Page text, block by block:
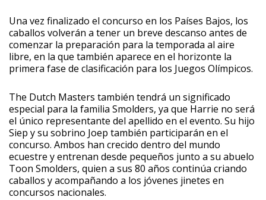
Una vez finalizado el concurso en los Países Bajos, los
caballos volverán a tener un breve descanso antes de
comenzar la preparación para la temporada al aire
libre, en la que también aparece en el horizonte la
primera fase de clasificación para los Juegos Olímpicos.
The Dutch Masters también tendrá un significado
especial para la familia Smolders, ya que Harrie no será
el único representante del apellido en el evento. Su hijo
Siep y su sobrino Joep también participarán en el
concurso. Ambos han crecido dentro del mundo
ecuestre y entrenan desde pequeños junto a su abuelo
Toon Smolders, quien a sus 80 años continúa criando
caballos y acompañando a los jóvenes jinetes en
concursos nacionales.